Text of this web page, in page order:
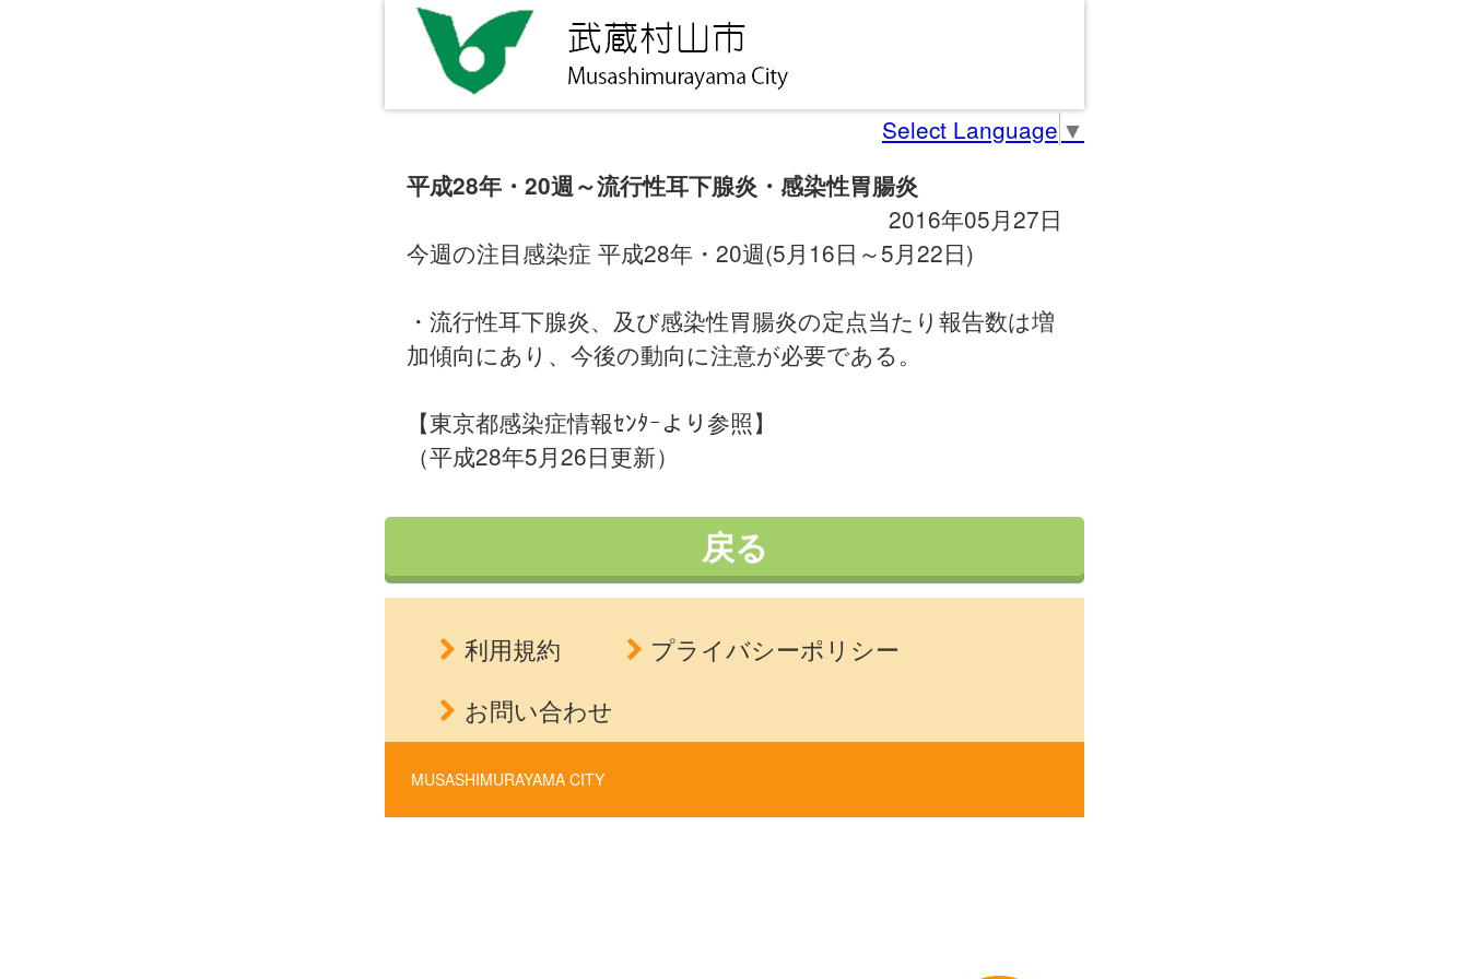
Select Language ▼
平成28年・20週～流行性耳下腺炎・感染性胃腸炎
2016年05月27日
今週の注目感染症 平成28年・20週(5月16日～5月22日)
・流行性耳下腺炎、及び感染性胃腸炎の定点当たり報告数は増
加傾向にあり、今後の動向に注意が必要である。
【東京都感染症情報ｾﾝﾀｰより参照】
（平成28年5月26日更新）
戻る
利用規約
プライバシーポリシー
お問い合わせ
MUSASHIMURAYAMA CITY